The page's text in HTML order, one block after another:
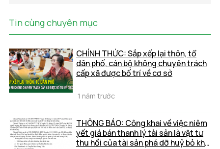
Tin cùng chuyên mục
CHÍNH THỨC: Sắp xếp lại thôn, tổ
dân phố, cán bộ không chuyên trách
cấp xã được bố trí về cơ sở
1 năm trước
THÔNG BÁO: Công khai về việc niêm
yết giá bán thanh lý tài sản là vật tư
thu hồi của tài sản phá dỡ huỷ bỏ khi